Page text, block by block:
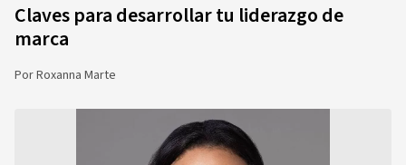
Claves para desarrollar tu liderazgo de
marca
PorRoxanna Marte